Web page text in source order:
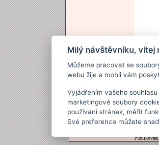
Publikování
Milý návštěvníku, vítej
Můžeme pracovat se
webu žije a mohli vám
Vyjádřením vašeho
marketingové soubory
používání stránek, měřit
Své preference můžete